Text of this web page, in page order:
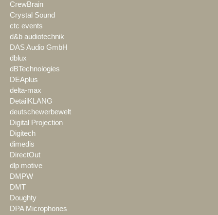
CrewBrain
Crystal Sound
ctc events
d&b audiotechnik
DAS Audio GmbH
dblux
dBTechnologies
DEAplus
delta-max
DetailKLANG
deutschewerbewelt
Digital Projection
Digitech
dimedis
DirectOut
dlp motive
DMPW
DMT
Doughty
DPA Microphones